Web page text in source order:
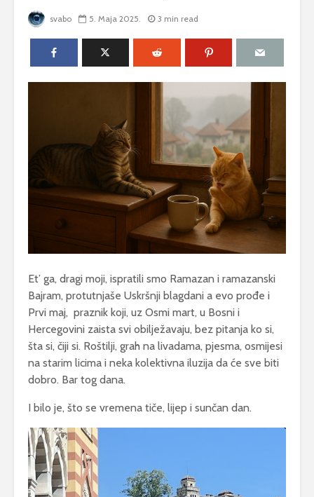
svabo 5. Maja 2025. 3 min read
Et’ ga, dragi moji, ispratili smo Ramazan i ramazanski
Bajram, protutnjaše Uskršnji blagdani a evo prođe i
Prvi maj, praznik koji, uz Osmi mart, u Bosni i
Hercegovini zaista svi obilježavaju, bez pitanja ko si,
šta si, čiji si. Roštilji, grah na livadama, pjesma, osmijesi
na starim licima i neka kolektivna iluzija da će sve biti
dobro. Bar tog dana.
I bilo je, što se vremena tiče, lijep i sunčan dan.